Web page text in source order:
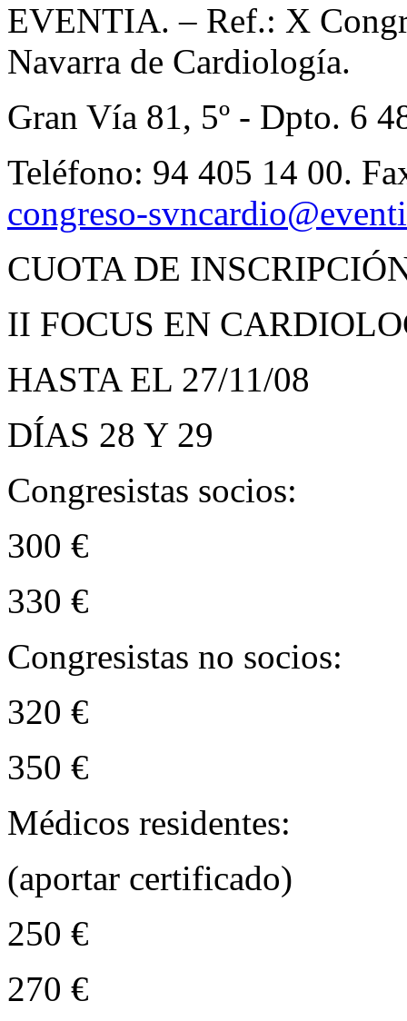
EVENTIA. – Ref.: X
Navarra de Cardiología.
Gran Vía 81, 5º - Dpto. 6
Teléfono: 94 405 14 00.
congreso-
CUOTA DE
II FOCUS EN
HASTA EL 27/11/08
DÍAS 28 Y 29
Congresistas socios:
300 €
330 €
Congresistas no socios:
320 €
350 €
Médicos residentes:
(aportar certificado)
250 €
270 €